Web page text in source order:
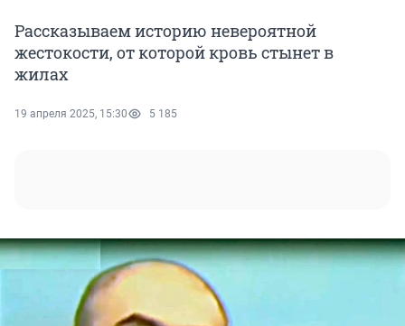
Рассказываем историю невероятной
жестокости, от которой кровь стынет в
жилах
19 апреля 2025, 15:30 5 185